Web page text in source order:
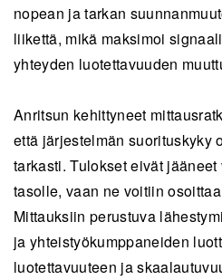
nopean ja tarkan
liikettä, mikä maksimoi
yhteyden luotettavuuden
Anritsun kehittyneet
että järjestelmän suorituskyky
tarkasti. Tulokset eivät
tasolle, vaan ne voitiin
Mittauksiin perustuva
ja yhteistyökumppaneiden
luotettavuuteen ja